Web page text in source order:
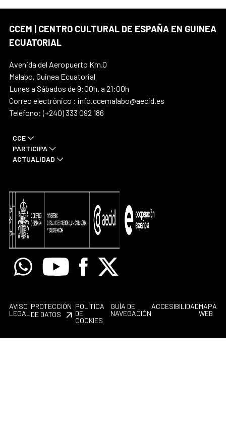
CCEM | CENTRO CULTURAL DE ESPAÑA EN GUINEA
ECUATORIAL
Avenida del Aeropuerto Km.0
Malabo, Guinea Ecuatorial
Lunes a Sábados de 9:00h. a 21:00h
Correo electrónico : info.ccemalabo@aecid.es
Teléfono: (+240) 333 092 186
CCE
PARTICIPA
ACTUALIDAD
WhatsappYoutube Facebook
X
AVISO
LEGAL
PROTECCIÓN
DE DATOS
POLÍTICA
DE
COOKIES
GUÍA DE
NAVEGACIÓN
ACCESIBILIDADMAPA
WEB